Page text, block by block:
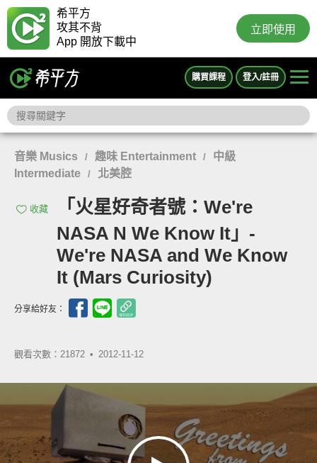
希平方
攻其不背
App 開放下載中
立即使用
購買課程 登入/註冊
音樂 Musics / 趣味 Entertainment /
中級
Intermediate
/ 北美腔
收藏
「火星好奇者號：We're
NASA N We Know It」-
We're NASA and We Know
It (Mars Curiosity)
分享給好友：
觀看次數：21872 • 2012-11-12